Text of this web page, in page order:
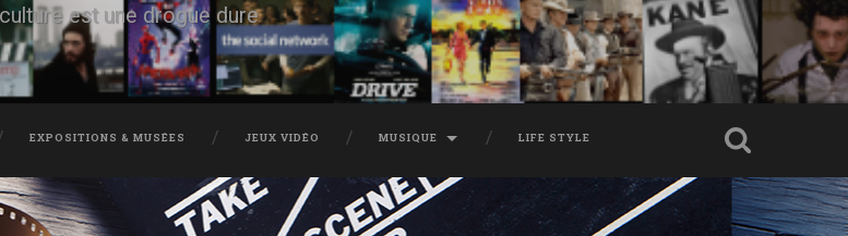
est une drogue dure
EXPOSITIONS & MUSÉES JEUX VIDÉO MUSIQUE LIFE STYLE